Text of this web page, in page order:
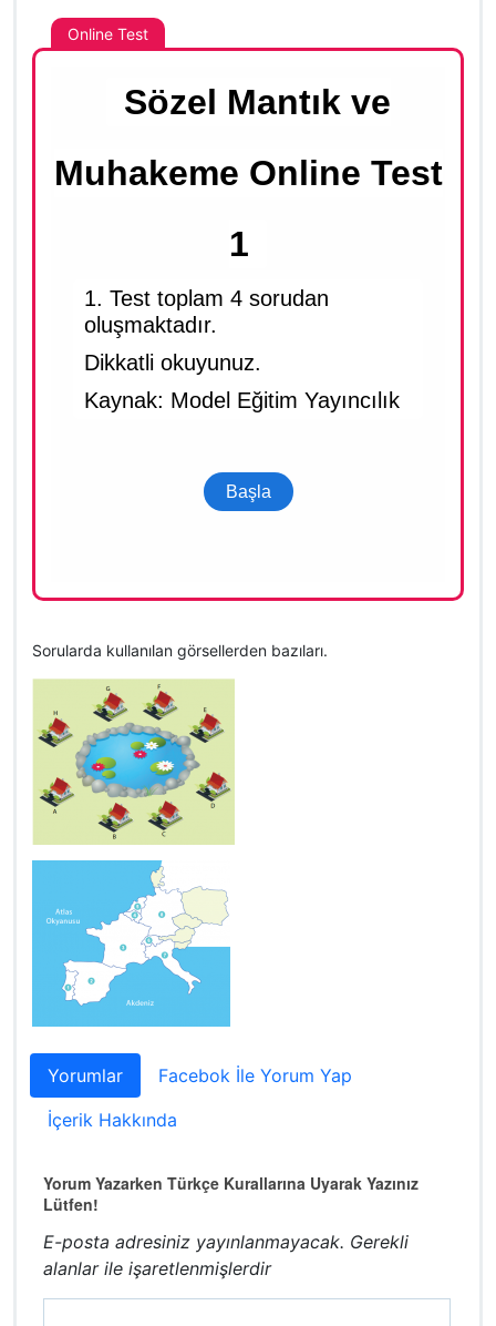
Sorularda kullanılan görsellerden bazıları.
Yorumlar
Facebok İle Yorum Yap
İçerik Hakkında
Yorum Yazarken Türkçe Kurallarına Uyarak Yazınız
Lütfen!
E-posta adresiniz yayınlanmayacak. Gerekli
alanlar ile işaretlenmişlerdir